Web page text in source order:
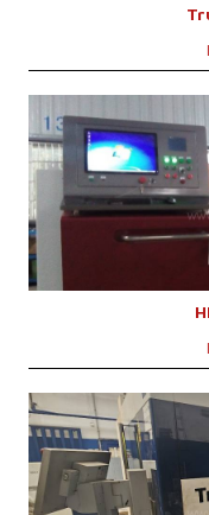
Baujahr:
Max. Werkstücklänge
Max. Werkstückbreite
Max. Blechdicke
12
Laserleistung
Fiber
ja
Kontrollsystem
nein
Baujahr:
Max. Werkstücklänge
Max. Werkstückbreite
Max. Blechdicke
Laserleistung